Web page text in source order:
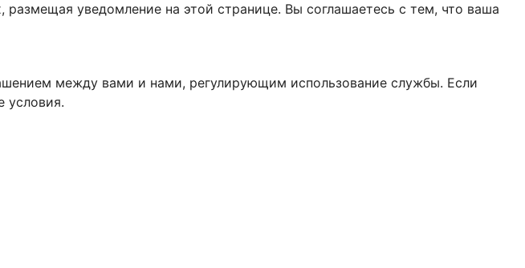
уведомление на этой странице. Вы соглашаетесь с тем, что ваша
между вами и нами, регулирующим использование службы. Если
условия.